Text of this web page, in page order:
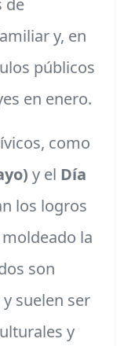
y, en
públicos
en enero.
como
y el Día
los logros
la
son
suelen ser
y